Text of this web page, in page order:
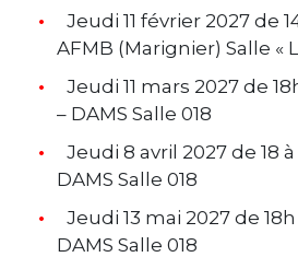
Jeudi 11 février 2027 de
AFMB (Marignier) Salle «
Jeudi 11 mars 2027 de
– DAMS Salle 018
Jeudi 8 avril 2027 de 18 à
DAMS Salle 018
Jeudi 13 mai 2027 de
DAMS Salle 018